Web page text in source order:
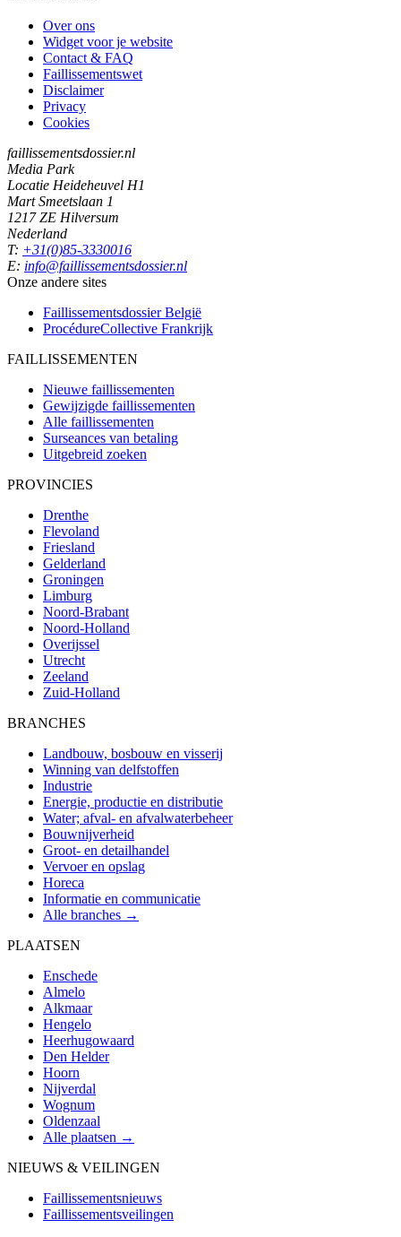
Over ons
Widget voor je website
Contact & FAQ
Faillissementswet
Disclaimer
Privacy
Cookies
faillissementsdossier.nl
Media Park
Locatie Heideheuvel H1
Mart Smeetslaan 1
1217 ZE Hilversum
Nederland
T: +31(0)85-3330016
E: info@faillissementsdossier.nl
Onze andere sites
Faillissementsdossier België
ProcédureCollective Frankrijk
FAILLISSEMENTEN
Nieuwe faillissementen
Gewijzigde faillissementen
Alle faillissementen
Surseances van betaling
Uitgebreid zoeken
PROVINCIES
Drenthe
Flevoland
Friesland
Gelderland
Groningen
Limburg
Noord-Brabant
Noord-Holland
Overijssel
Utrecht
Zeeland
Zuid-Holland
BRANCHES
Landbouw, bosbouw en visserij
Winning van delfstoffen
Industrie
Energie, productie en distributie
Water; afval- en afvalwaterbeheer
Bouwnijverheid
Groot- en detailhandel
Vervoer en opslag
Horeca
Informatie en communicatie
Alle branches →
PLAATSEN
Enschede
Almelo
Alkmaar
Hengelo
Heerhugowaard
Den Helder
Hoorn
Nijverdal
Wognum
Oldenzaal
Alle plaatsen →
NIEUWS & VEILINGEN
Faillissementsnieuws
Faillissementsveilingen